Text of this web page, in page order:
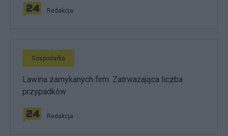
Redakcja
Gospodarka
Lawina zamykanych firm. Zatrważająca liczba
przypadków
Redakcja